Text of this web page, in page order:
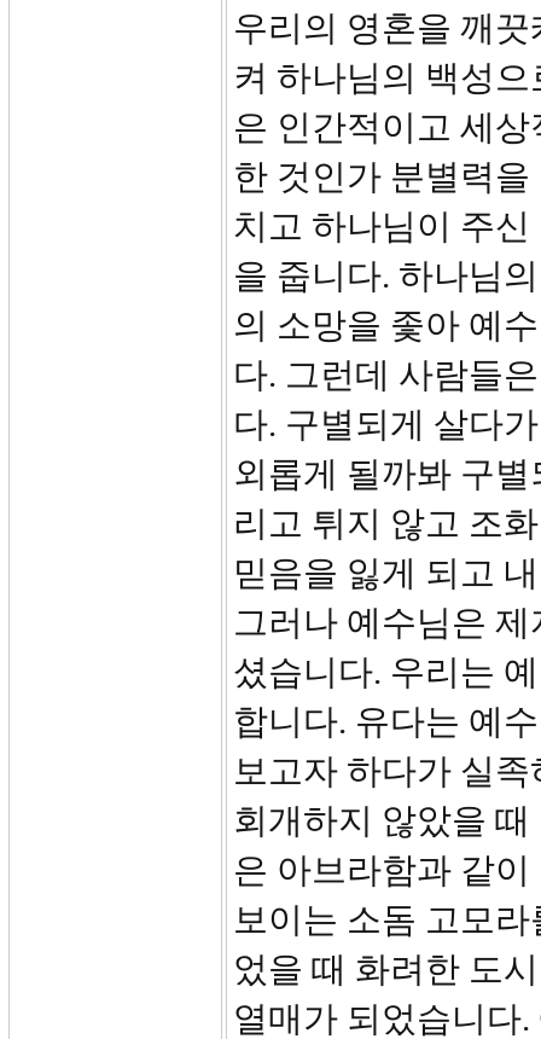
우리의 영혼을 깨
켜 하나님의 백성
은 인간적이고 세
한 것인가 분별력
치고 하나님이 주
을 줍니다. 하나님
의 소망을 좇아 예
다. 그런데 사람들
다. 구별되게 살다
외롭게 될까봐 구
리고 튀지 않고 조
믿음을 잃게 되고
그러나 예수님은
셨습니다. 우리는
합니다. 유다는 예
보고자 하다가 실
회개하지 않았을
은 아브라함과 같
보이는 소돔 고모
었을 때 화려한 도
열매가 되었습니다